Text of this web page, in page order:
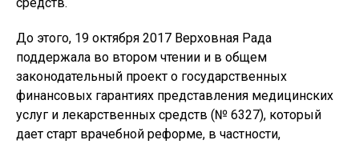
До этого, 19 октября 2017 Верховная Рада
поддержала во втором чтении и в общем
законодательный проект о государственных
финансовых гарантиях представления медицинских
услуг и лекарственных средств (№ 6327), который
дает старт врачебной реформе, в частности,